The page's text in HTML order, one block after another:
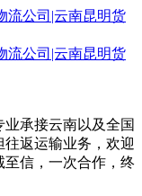
承接云南以及全国
返运输业务，欢迎
至信，一次合作，终